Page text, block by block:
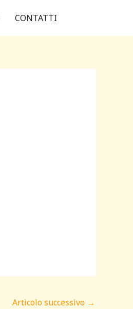
CONTATTI
Articolo successivo →